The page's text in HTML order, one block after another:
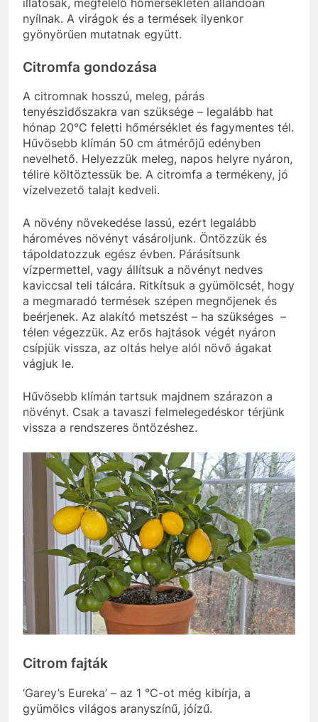
nyílnak. A virágok és a termések ilyenkor
gyönyörűen mutatnak együtt.
Citromfa gondozása
A citromnak hosszú, meleg, párás
tenyészidőszakra van szüksége – legalább hat
hónap 20°C feletti hőmérséklet és fagymentes tél.
Hűvösebb klímán 50 cm átmérőjű edényben
nevelhető. Helyezzük meleg, napos helyre nyáron,
télire költöztessük be. A citromfa a termékeny, jó
vízelvezető talajt kedveli.
A növény növekedése lassú, ezért legalább
hároméves növényt vásároljunk. Öntözzük és
tápoldatozzuk egész évben. Párásítsunk
vízpermettel, vagy állítsuk a növényt nedves
kaviccsal teli tálcára. Ritkítsuk a gyümölcsét, hogy
a megmaradó termések szépen megnőjenek és
beérjenek. Az alakító metszést – ha szükséges –
télen végezzük. Az erős hajtások végét nyáron
csípjük vissza, az oltás helye alól növő ágakat
vágjuk le.
Hűvösebb klímán tartsuk majdnem szárazon a
növényt. Csak a tavaszi felmelegedéskor térjünk
vissza a rendszeres öntözéshez.
Citrom fajták
‘Garey’s Eureka’ – az 1 °C-ot még kibírja, a
gyümölcs világos aranyszínű, jóízű.